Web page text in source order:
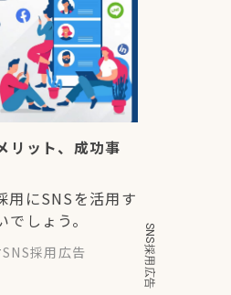
SNS採用広告
リット、成功事
用にSNSを活用す
しょう。
SNS採用広告